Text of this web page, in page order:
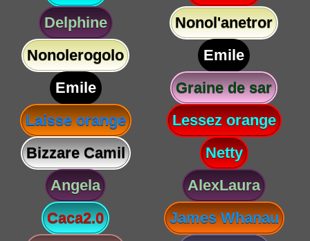
Delphine
Nonol'anetror
Nonolerogolo
Emile
Emile
Graine de sar
Laisse orange
Lessez orange
Bizzare Camil
Netty
Angela
AlexLaura
Caca2.0
James Whanau